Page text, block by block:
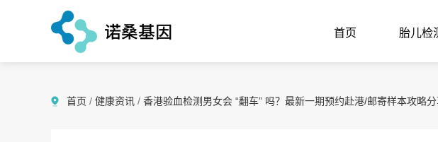
首页 胎儿检
首页 / 健康资讯 / 香港验血检测男女会 “翻车” 吗？最新一期预约赴港/邮寄样本攻略